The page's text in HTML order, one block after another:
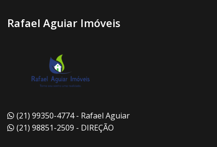
Rafael Aguiar Imóveis
(21) 99350-4774 - Rafael Aguiar
(21) 98851-2509 - DIREÇÃO